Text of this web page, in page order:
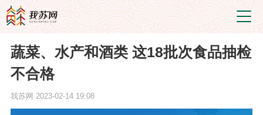
蔬菜、水产和酒类 这18批次食品抽检
不合格
我苏网 2023-02-14 19:08